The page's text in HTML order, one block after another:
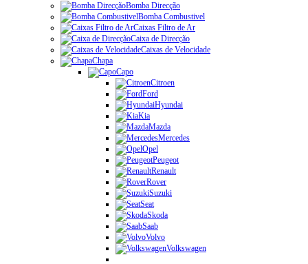
Bomba Direcção
Bomba Combustivel
Caixas Filtro de Ar
Caixa de Direcção
Caixas de Velocidade
Chapa
Capo
Citroen
Ford
Hyundai
Kia
Mazda
Mercedes
Opel
Peugeot
Renault
Rover
Suzuki
Seat
Skoda
Saab
Volvo
Volkswagen